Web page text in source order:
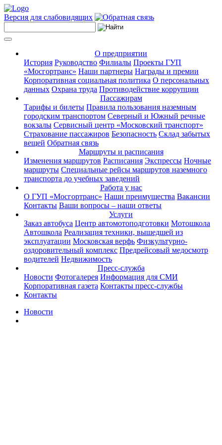
Версия для слабовидящих
О предприятии
История Руководство Филиалы Проекты ГУП
«Мосгортранс» Наши партнеры Награды и премии
Корпоративная социальная политика О персональных
данных Охрана труда Противодействие коррупции
Пассажирам
Тарифы и билеты Правила пользования наземным
городским транспортом Северный и Южный речные
вокзалы Сервисный центр «Московский транспорт»
Страхование пассажиров Безопасность Склад забытых
вещей Обратная связь
Маршруты и расписания
Изменения маршрутов Расписания Экспрессы Ночные
маршруты Специальные рейсы маршрутов наземного
транспорта до учебных заведений
Работа у нас
О ГУП «Мосгортранс» Наши преимущества Вакансии
Контакты Ваши вопросы – наши ответы
Услуги
Заказ автобуса Центр автомотоподготовки Мотошкола
Автошкола Реализация техники, вышедшей из
эксплуатации Московская верфь Физкультурно-
оздоровительный комплекс Предрейсовый медосмотр
водителей Недвижимость
Пресс-служба
Новости Фотогалерея Информация для СМИ
Корпоративная газета Контакты пресс-службы
Контакты
Новости